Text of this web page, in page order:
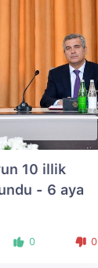
10 illik
- 6 aya
0 0